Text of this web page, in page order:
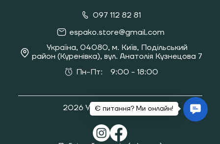
097 112 82 81
espako.store@gmail.com
Україна, 04080, м. Київ, Подільський
район (Куренівка), вул. Анатолія Кузнецова 7
Пн-Пт: 9:00 - 18:00
2026 Усі права захищені